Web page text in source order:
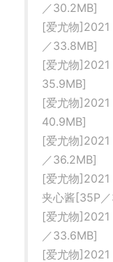
／30.2MB]
[爱尤物]2021
／33.8MB]
[爱尤物]2021
35.9MB]
[爱尤物]2021
40.9MB]
[爱尤物]2021
／36.2MB]
[爱尤物]2021
夹心酱[35P／
[爱尤物]2021
／33.6MB]
[爱尤物]2021